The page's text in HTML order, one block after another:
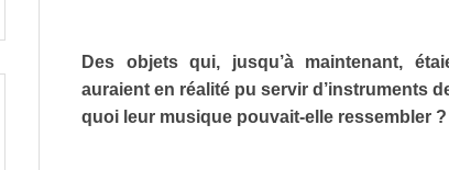
Des objets qui, jusqu’à maintenant,
auraient en réalité pu servir d’instruments
quoi leur musique pouvait-elle ressembler ?